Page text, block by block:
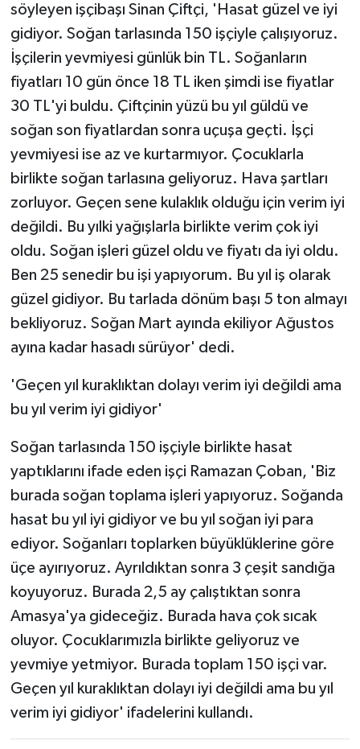
söyleyen işçibaşı Sinan Çiftçi, 'Hasat güzel ve iyi
gidiyor. Soğan tarlasında 150 işçiyle çalışıyoruz.
İşçilerin yevmiyesi günlük bin TL. Soğanların
fiyatları 10 gün önce 18 TL iken şimdi ise fiyatlar
30 TL'yi buldu. Çiftçinin yüzü bu yıl güldü ve
soğan son fiyatlardan sonra uçuşa geçti. İşçi
yevmiyesi ise az ve kurtarmıyor. Çocuklarla
birlikte soğan tarlasına geliyoruz. Hava şartları
zorluyor. Geçen sene kulaklık olduğu için verim iyi
değildi. Bu yılki yağışlarla birlikte verim çok iyi
oldu. Soğan işleri güzel oldu ve fiyatı da iyi oldu.
Ben 25 senedir bu işi yapıyorum. Bu yıl iş olarak
güzel gidiyor. Bu tarlada dönüm başı 5 ton almayı
bekliyoruz. Soğan Mart ayında ekiliyor Ağustos
ayına kadar hasadı sürüyor' dedi.
'Geçen yıl kuraklıktan dolayı verim iyi değildi ama
bu yıl verim iyi gidiyor'
Soğan tarlasında 150 işçiyle birlikte hasat
yaptıklarını ifade eden işçi Ramazan Çoban, 'Biz
burada soğan toplama işleri yapıyoruz. Soğanda
hasat bu yıl iyi gidiyor ve bu yıl soğan iyi para
ediyor. Soğanları toplarken büyüklüklerine göre
üçe ayırıyoruz. Ayrıldıktan sonra 3 çeşit sandığa
koyuyoruz. Burada 2,5 ay çalıştıktan sonra
Amasya'ya gideceğiz. Burada hava çok sıcak
oluyor. Çocuklarımızla birlikte geliyoruz ve
yevmiye yetmiyor. Burada toplam 150 işçi var.
Geçen yıl kuraklıktan dolayı iyi değildi ama bu yıl
verim iyi gidiyor' ifadelerini kullandı.